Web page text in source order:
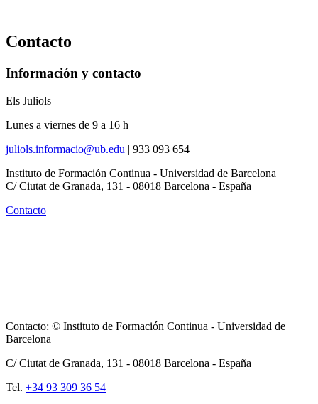
Contacto
Información y contacto
Els Juliols
Lunes a viernes de 9 a 16 h
juliols.informacio@ub.edu | 933 093 654
Instituto de Formación Continua - Universidad de Barcelona
C/ Ciutat de Granada, 131 - 08018 Barcelona - España
Contacto
Contacto: © Instituto de Formación Continua - Universidad de
Barcelona
C/ Ciutat de Granada, 131 - 08018 Barcelona - España
Tel. +34 93 309 36 54